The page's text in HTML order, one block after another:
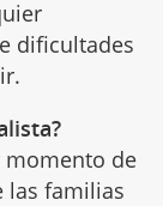
dificultades
momento de
las familias